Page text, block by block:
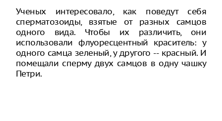
Ученых интересовало, как поведут себя
сперматозоиды, взятые от разных самцов
одного вида. Чтобы их различить, они
использовали флуоресцентный краситель: у
одного самца зеленый, у другого -- красный. И
помещали сперму двух самцов в одну чашку
Петри.